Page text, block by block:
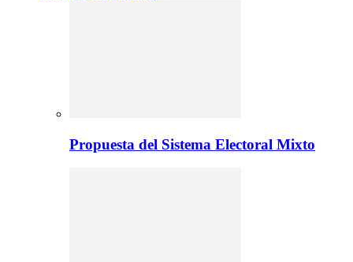
Propuesta del Sistema Electoral Mixto